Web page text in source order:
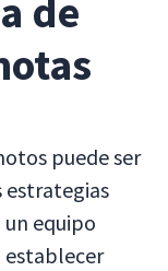
de
puede ser
estrategias
un equipo
establecer